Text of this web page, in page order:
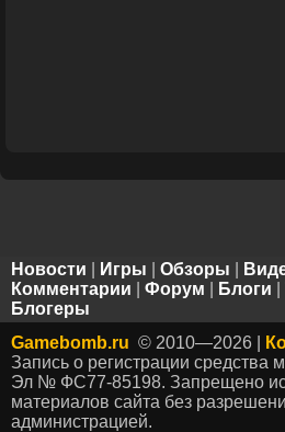
Новости Игры Обзоры
Комментарии
Форум Блоги
Блогеры
Gamebomb.ru © 2010—2026 |
Запись о регистрации средства
Эл № ФС77-85198. Запрещено
материалов сайта без
администрацией.